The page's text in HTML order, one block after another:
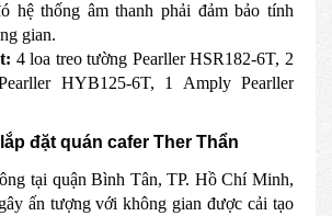
hệ thống âm thanh phải đảm bảo tính
gian.
4 loa treo tường Pearller HSR182-6T, 2
HYB125-6T, 1 Amply Pearller
đặt quán cafer Ther Thẩn
tại quận Bình Tân, TP. Hồ Chí Minh,
ấn tượng với không gian được cải tạo